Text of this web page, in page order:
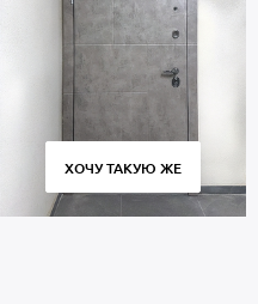
ХОЧУ ТАКУЮ ЖЕ